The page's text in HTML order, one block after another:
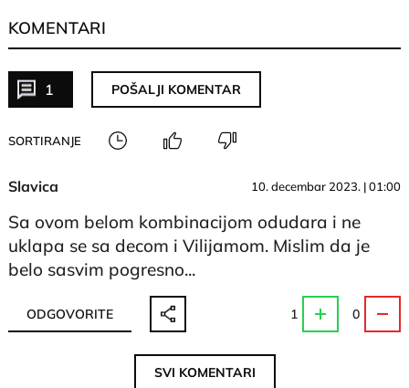
KOMENTARI
1 POŠALJI KOMENTAR
SORTIRANJE
Slavica 10. decembar 2023. | 01:00
Sa ovom belom kombinacijom odudara i ne
uklapa se sa decom i Vilijamom. Mislim da je
belo sasvim pogresno...
ODGOVORITE 1 0
SVI KOMENTARI